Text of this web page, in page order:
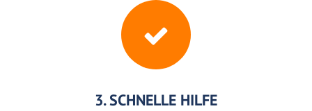
3. SCHNELLE HILFE